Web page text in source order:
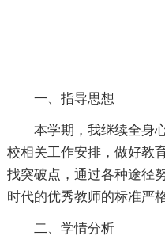
一、指导思想
本学期，我继续全身
校相关工作安排，做好教
找突破点，通过各种途径
时代的优秀教师的标准严
二、学情分析